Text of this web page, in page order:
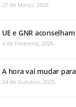
27 de Março, 2026
UE e GNR
3 de Fevereiro, 2026
A hora vai mudar
24 de Outubro, 2025